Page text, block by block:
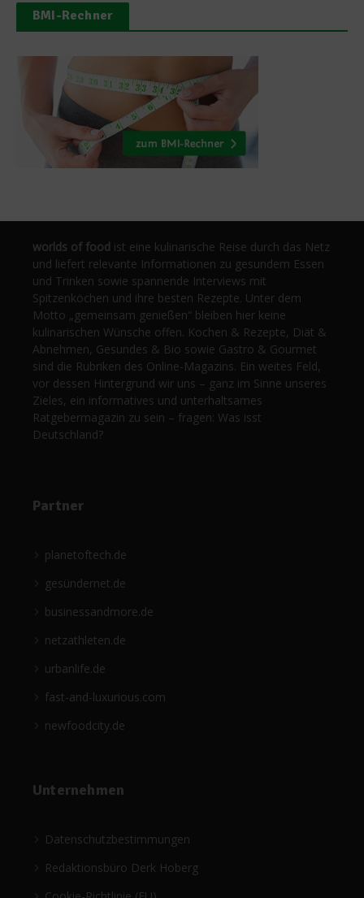
BMI-Rechner
worlds of food ist eine kulinarische Reise durch das Netz
und liefert relevante Informationen zu gesundem Essen
und Trinken sowie spannende Interviews mit
Spitzenköchen und ihre besten Rezepte. Unter dem
Motto „gemeinsam genießen“ bleiben hier keine
kulinarischen Wünsche offen. Kochen & Rezepte, Diät &
Abnehmen, Gesundes & Bio sowie Gastro & Gourmet
sind die Rubriken des Online-Magazins. Ein weites Feld,
vor dessen Hintergrund wir uns – ganz im Sinne unseres
Zieles, ein informatives und unterhaltsames
Ratgebermagazin zu sein – fragen: Was isst
Deutschland?
Partner
planetoftech.de
gesündernet.de
businessandmore.de
netzathleten.de
urbanlife.de
fast-and-luxurious.com
newfoodcity.de
Unternehmen
Datenschutzbestimmungen
Redaktionsbüro Derk Hoberg